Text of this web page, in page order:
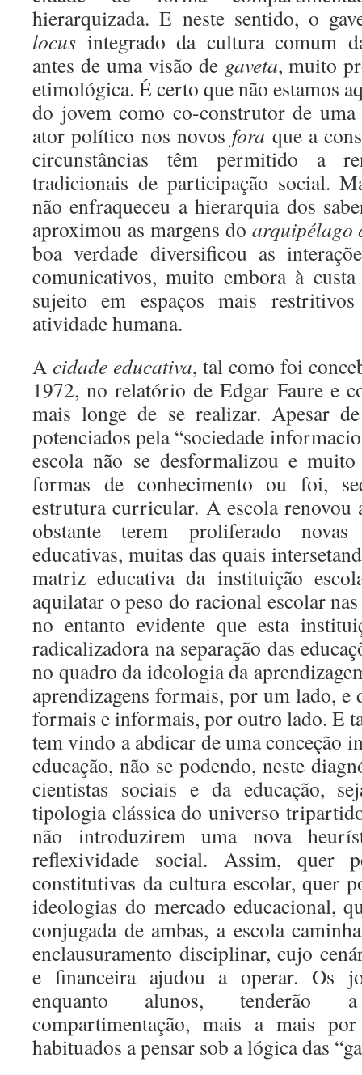
hierarquizada. E neste sentido, o
locus integrado da cultura comum
antes de uma visão de gaveta, muito
etimológica. É certo que não estamos
do jovem como co-construtor de
ator político nos novos fora que a
circunstâncias têm permitido a
tradicionais de participação social.
não enfraqueceu a hierarquia dos
aproximou as margens do arquipélago
boa verdade diversificou as
comunicativos, muito embora à
sujeito em espaços mais
atividade humana.
A cidade educativa, tal como foi
1972, no relatório de Edgar Faure e
mais longe de se realizar. Apesar
potenciados pela “sociedade
escola não se desformalizou e
formas de conhecimento ou foi,
estrutura curricular. A escola renovou
obstante terem proliferado
educativas, muitas das quais
matriz educativa da instituição
aquilatar o peso do racional escolar
no entanto evidente que esta
radicalizadora na separação das
no quadro da ideologia da
aprendizagens formais, por um lado, e
formais e informais, por outro lado. E
tem vindo a abdicar de uma conceção
educação, não se podendo, neste
cientistas sociais e da educação,
tipologia clássica do universo
não introduzirem uma nova
reflexividade social. Assim, quer
constitutivas da cultura escolar, quer
ideologias do mercado educacional,
conjugada de ambas, a escola
enclausuramento disciplinar, cujo
e financeira ajudou a operar. Os
enquanto alunos, tenderão
compartimentação, mais a mais
habituados a pensar sob a lógica das